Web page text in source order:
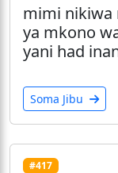
mimi nikiwa
ya mkono
yani had
Soma Jibu
#417